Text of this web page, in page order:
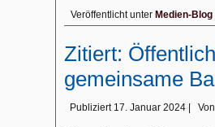
Veröffentlicht unter Medien-Blog
Zitiert:
gemeinsame
Publiziert 17. Januar 2024 Von